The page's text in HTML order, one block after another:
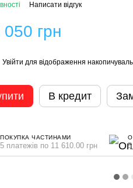
Написати відгук
050 грн
Увійти для відображення
В кредит
ПОКУПКА ЧАСТИНАМИ
5 платежів по 11 610.00 грн